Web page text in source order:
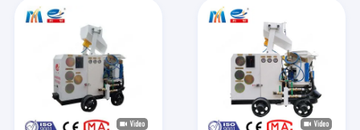
박격포 주둥이로 파헤침 펌프
산업 호스 펌프
주둥이로 파헤침 믹서 기계
스크류 공기 압축기